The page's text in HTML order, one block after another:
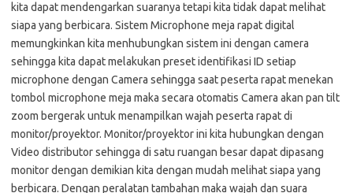
kita dapat mendengarkan suaranya tetapi kita tidak dapat melihat
siapa yang berbicara. Sistem Microphone meja rapat digital
memungkinkan kita menhubungkan sistem ini dengan camera
sehingga kita dapat melakukan preset identifikasi ID setiap
microphone dengan Camera sehingga saat peserta rapat menekan
tombol microphone meja maka secara otomatis Camera akan pan tilt
zoom bergerak untuk menampilkan wajah peserta rapat di
monitor/proyektor. Monitor/proyektor ini kita hubungkan dengan
Video distributor sehingga di satu ruangan besar dapat dipasang
monitor dengan demikian kita dengan mudah melihat siapa yang
berbicara. Dengan peralatan tambahan maka wajah dan suara